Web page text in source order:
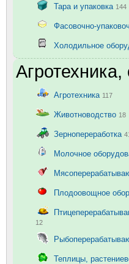
Тара и упаковка 144
Фасовочно-
Холодильное
Агротехника 117
Животноводство 18
Зернопереработка
Молочное
Плодоовощное
12
Теплицы,